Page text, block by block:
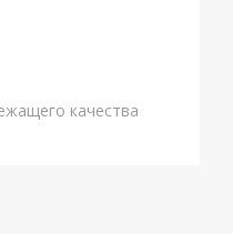
качества